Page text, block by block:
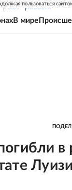
пользоваться
СОЮЗ НОВОСТИ
В мире
в